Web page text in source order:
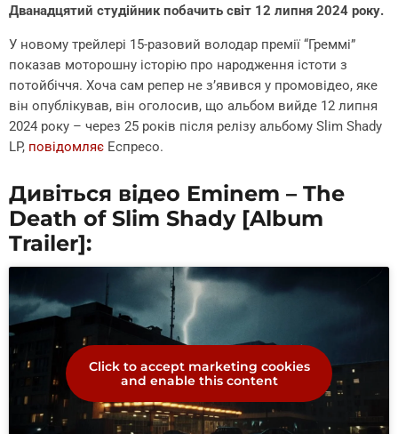
Дванадцятий студійник побачить світ 12 липня 2024 року.
У новому трейлері 15-разовий володар премії “Греммі”
показав моторошну історію про народження істоти з
потойбіччя. Хоча сам репер не з’явився у промовідео, яке
він опублікував, він оголосив, що альбом вийде 12 липня
2024 року – через 25 років після релізу альбому Slim Shady
LP, повідомляє Еспресо.
Дивіться відео Eminem – The
Death of Slim Shady [Album
Trailer]:
Click to accept marketing cookies
and enable this content